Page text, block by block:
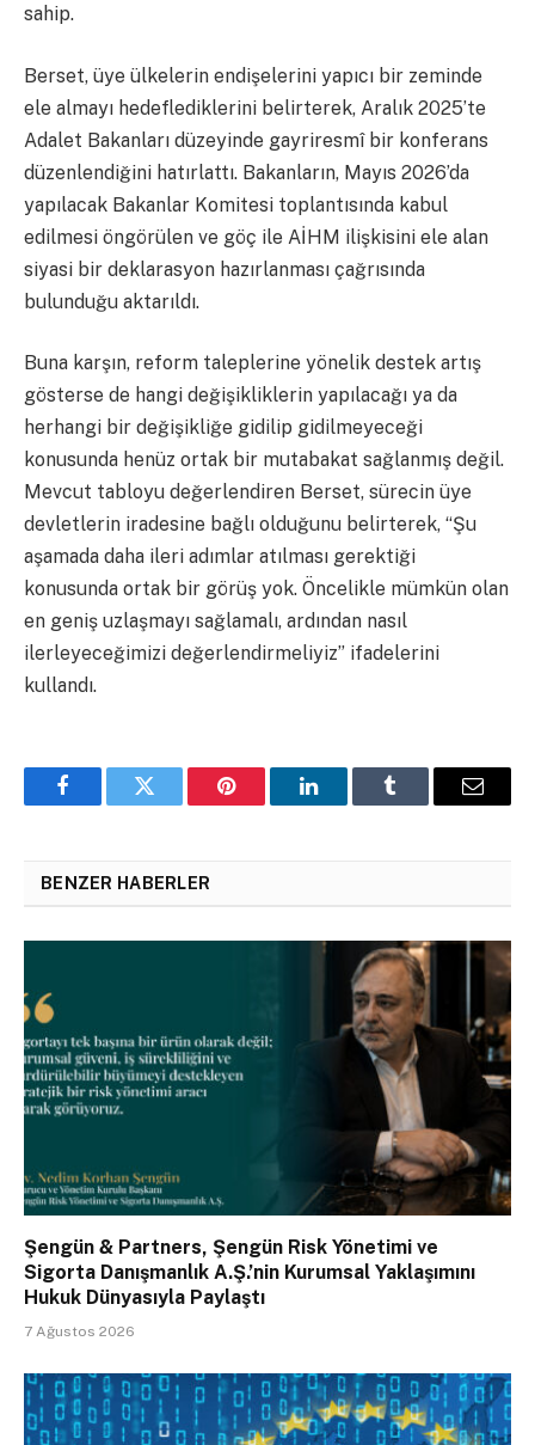
sahip.
Berset, üye ülkelerin endişelerini yapıcı bir zeminde
ele almayı hedeflediklerini belirterek, Aralık 2025’te
Adalet Bakanları düzeyinde gayriresmî bir konferans
düzenlendiğini hatırlattı. Bakanların, Mayıs 2026’da
yapılacak Bakanlar Komitesi toplantısında kabul
edilmesi öngörülen ve göç ile AİHM ilişkisini ele alan
siyasi bir deklarasyon hazırlanması çağrısında
bulunduğu aktarıldı.
Buna karşın, reform taleplerine yönelik destek artış
gösterse de hangi değişikliklerin yapılacağı ya da
herhangi bir değişikliğe gidilip gidilmeyeceği
konusunda henüz ortak bir mutabakat sağlanmış değil.
Mevcut tabloyu değerlendiren Berset, sürecin üye
devletlerin iradesine bağlı olduğunu belirterek, “Şu
aşamada daha ileri adımlar atılması gerektiği
konusunda ortak bir görüş yok. Öncelikle mümkün olan
en geniş uzlaşmayı sağlamalı, ardından nasıl
ilerleyeceğimizi değerlendirmeliyiz” ifadelerini
kullandı.
FacebookTwitter Pinterest LinkedInTumblr Email
BENZER HABERLER
Şengün & Partners, Şengün Risk Yönetimi ve
Sigorta Danışmanlık A.Ş.’nin Kurumsal Yaklaşımını
Hukuk Dünyasıyla Paylaştı
7 Ağustos 2026